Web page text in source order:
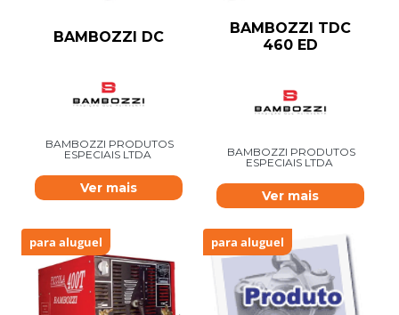
BAMBOZZI DC
BAMBOZZI PRODUTOS
ESPECIAIS LTDA
Ver mais
BAMBOZZI TDC
460 ED
BAMBOZZI PRODUTOS
ESPECIAIS LTDA
Ver mais
para aluguel para aluguel